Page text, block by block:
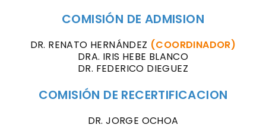
COMISIÓN DE ADMISION
DR. RENATO HERNÁNDEZ (COORDINADOR)
DRA. IRIS HEBE BLANCO
DR. FEDERICO DIEGUEZ
COMISIÓN DE RECERTIFICACION
DR. JORGE OCHOA